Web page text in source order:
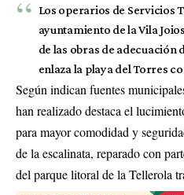
Los operarios de Servicios
ayuntamiento de la Vila
de las obras de adecuación
enlaza la playa del Torres
Según indican fuentes
han realizado destaca el
para mayor comodidad y
de la escalinata, reparado con
del parque litoral de la Tellerola